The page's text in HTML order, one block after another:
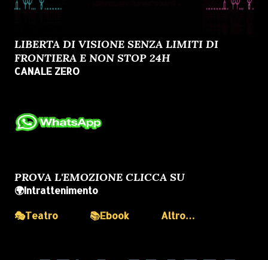
LIBERTA DI VISIONE SENZA LIMITI DI
FRONTIERA E NON STOP 24H
CANALE ZERO
PROVA L'EMOZIONE CLICCA SU
🌍Intrattenimento
🎭Teatro
📚Ebook Altro…